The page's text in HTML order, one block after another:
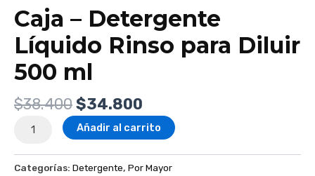
Caja – Detergente
Líquido Rinso para Diluir
500 ml
$38.400 $34.800
Añadir al carrito
Categorías: Detergente, Por Mayor